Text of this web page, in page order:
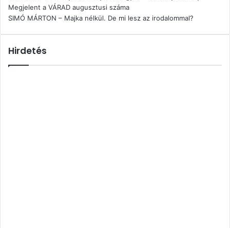
Megjelent a VÁRAD augusztusi száma
SIMÓ MÁRTON – Majka nélkül. De mi lesz az irodalommal?
Hirdetés